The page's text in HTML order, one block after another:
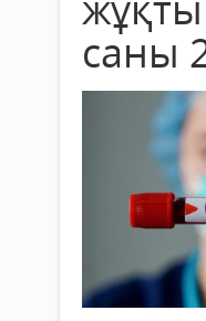
саны